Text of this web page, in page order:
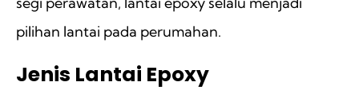
pilihan lantai pada perumahan.
Jenis Lantai Epoxy